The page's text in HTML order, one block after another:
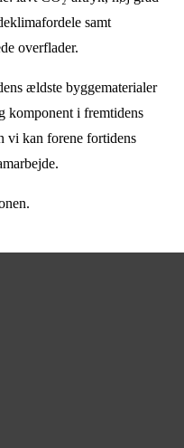
samt
overflader.
ældste byggematerialer
komponent i fremtidens
vi kan forene fortidens